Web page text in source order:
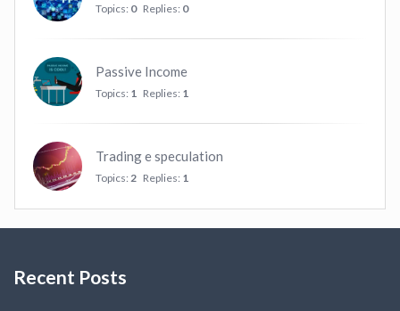
Topics: 0 Replies: 0
Passive Income
Topics: 1 Replies: 1
Trading e speculation
Topics: 2 Replies: 1
Recent Posts